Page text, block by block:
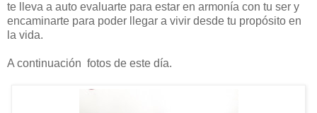
te lleva a auto evaluarte para estar en armonía con tu ser y
encaminarte para poder llegar a vivir desde tu propósito en
la vida.
A continuación fotos de este día.